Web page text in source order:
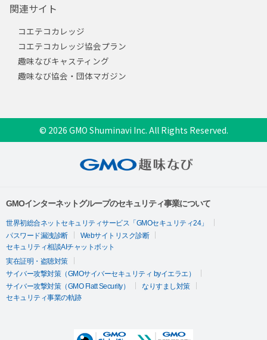
関連サイト
コエテコカレッジ
コエテコカレッジ協会プラン
趣味なびキャスティング
趣味なび協会・団体マガジン
© 2026 GMO Shuminavi Inc. All Rights Reserved.